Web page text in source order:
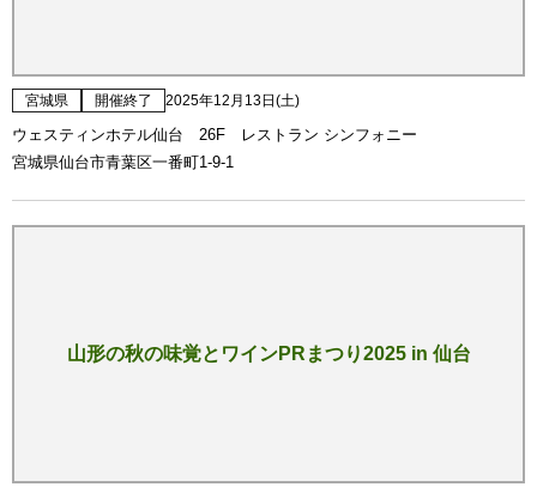
宮城県 開催終了 2025年12月13日(土)
ウェスティンホテル仙台 26F レストラン シンフォニー
宮城県仙台市青葉区一番町1-9-1
山形の秋の味覚とワインPRまつり2025 in 仙台